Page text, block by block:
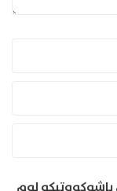
پاشەکەوتبکە لەم